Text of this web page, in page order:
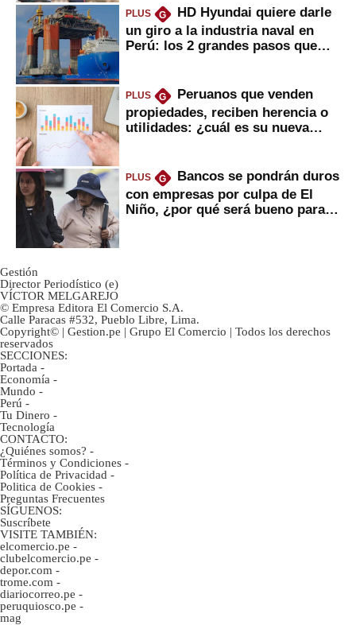
PLUS G
HD Hyundai quiere darle
un giro a la industria naval en
Perú: los 2 grandes pasos que
PLUS G
Peruanos que venden
propiedades, reciben herencia o
utilidades: ¿cuál es su nueva
PLUS G
Bancos se pondrán duros
con empresas por culpa de El
Niño, ¿por qué será bueno para
Gestión
Director Periodístico (e)
VÍCTOR MELGAREJO
© Empresa Editora El Comercio S.A.
Calle Paracas #532, Pueblo Libre, Lima.
Copyright© | Gestion.pe | Grupo El Comercio | Todos los derechos
reservados
SECCIONES:
Portada -
Economía -
Mundo -
Perú -
Tu Dinero -
Tecnología
CONTACTO:
¿Quiénes somos? -
Términos y Condiciones -
Política de Privacidad -
Politica de Cookies -
Preguntas Frecuentes
SÍGUENOS:
Suscríbete
VISITE TAMBIÉN:
elcomercio.pe -
clubelcomercio.pe -
depor.com -
trome.com -
diariocorreo.pe -
peruquiosco.pe -
mag